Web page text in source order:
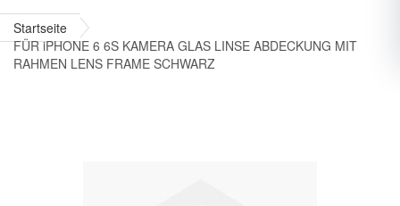
Startseite
FÜR iPHONE 6 6S KAMERA GLAS LINSE ABDECKUNG MIT
RAHMEN LENS FRAME SCHWARZ